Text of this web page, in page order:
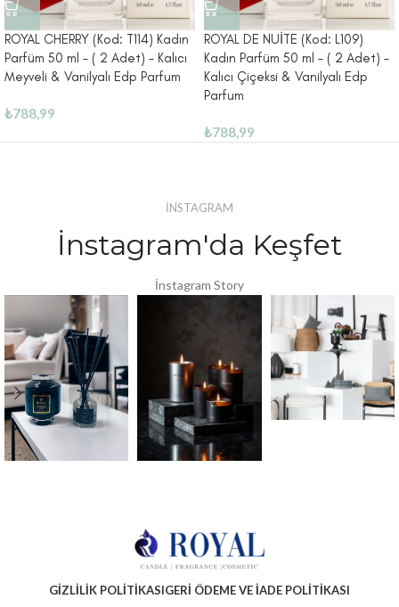
ROYAL CHERRY (Kod: T114) Kadın
Parfüm 50 ml – ( 2 Adet) – Kalıcı
Meyveli & Vanilyalı Edp Parfum
₺788,99
ROYAL DE NUİTE (Kod: L109)
Kadın Parfüm 50 ml – ( 2 Adet) –
Kalıcı Çiçeksi & Vanilyalı Edp
Parfum
₺788,99
İNSTAGRAM
İnstagram'da Keşfet
İnstagram Story
GIZLILIK POLITIKASIGERI ÖDEME VE İADE POLITIKASI